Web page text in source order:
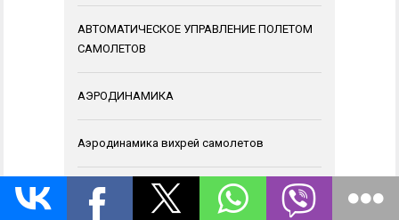
АВТОМАТИЧЕСКОЕ УПРАВЛЕНИЕ ПОЛЕТОМ
САМОЛЕТОВ
АЭРОДИНАМИКА
Аэродинамика вихрей самолетов
АЭРОМЕХАНИКА САМОЛЕТА